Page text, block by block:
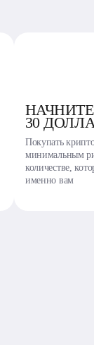
30
Покупать
минимальным
количестве,
именно вам